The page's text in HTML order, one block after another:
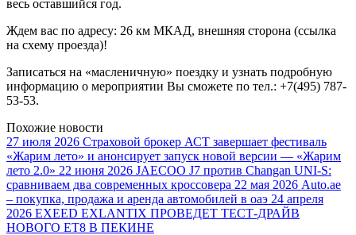
весь оставшийся год.
Ждем вас по адресу: 26 км МКАД, внешняя сторона (ссылка
на схему проезда)!
Записаться на «масленичную» поездку и узнать подробную
информацию о мероприятии Вы сможете по тел.: +7(495) 787-
53-53.
Похожие новости
27 июля 2026 Страховой брокер АСТ завершает фестиваль
«Жарим лето» и анонсирует запуск новой версии — «Жарим
лето 2.0» 22 июня 2026 JAECOO J7 против Changan UNI-S:
сравниваем два современных кроссовера 22 мая 2026 Auto.ae
– покупка, продажа и аренда автомобилей в оаэ 24 апреля
2026 EXEED EXLANTIX ПРОВЕДЕТ ТЕСТ-ДРАЙВ
НОВОГО ET8 В ПЕКИНЕ